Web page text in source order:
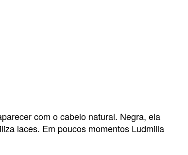
com o cabelo natural. Negra, ela
laces. Em poucos momentos Ludmilla